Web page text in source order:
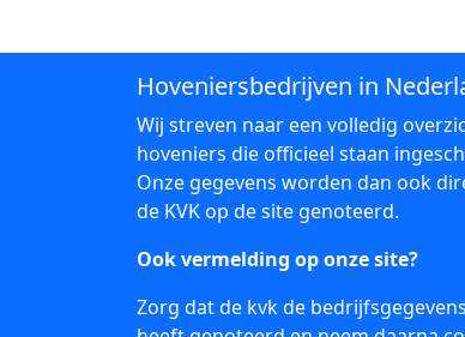
Hoveniersbedrijven in
Wij streven naar een volledig
hoveniers die officieel staan
Onze gegevens worden dan ook
de KVK op de site genoteerd.
Ook vermelding op onze site?
Zorg dat de kvk de